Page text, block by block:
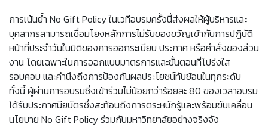
การเน้นย้ำ No Gift Policy ในเวทีอบรมครั้งนี้ส่งผลให้ผู้บริหารและ
บุคลากรสามารถเชื่อมโยงหลักการไม่รับของขวัญเข้ากับการปฏิบัติ
หน้าที่ประจำวันในมิติของการออกระเบียบ ประกาศ หรือคำสั่งของส่วน
งาน โดยเฉพาะในการออกแบบมาตรการและขั้นตอนที่โปร่งใส
รอบคอบ และคำนึงถึงการป้องกันผลประโยชน์ทับซ้อนในทุกระดับ
ทั้งนี้ ผู้ผ่านการอบรมซึ่งเข้าร่วมไม่น้อยกว่าร้อยละ 80 ของเวลาอบรม
ได้รับประกาศนียบัตรซึ่งสะท้อนถึงการตระหนักรู้และพร้อมขับเคลื่อน
นโยบาย No Gift Policy ร่วมกับมหาวิทยาลัยอย่างจริงจัง